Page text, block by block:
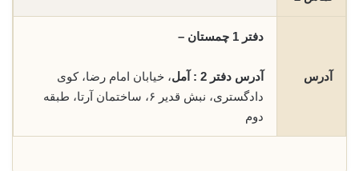
آدرس
دفتر 1 چمستان –
آدرس دفتر 2 : آمل
، خیابان امام رضا، کوی
دادگستری، نبش قدیر ۶، ساختمان آرتا، طبقه
دوم